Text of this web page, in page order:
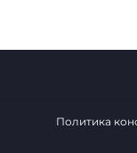
Политика